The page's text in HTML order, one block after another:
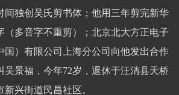
间独创吴氏剪书体；他用三年剪完新华
（多音字不重剪）；北京北大方正电子
国）有限公司上海分公司向他发出合作
吴景福，今年72岁，退休于汪清县天桥
兴街道民昌社区。